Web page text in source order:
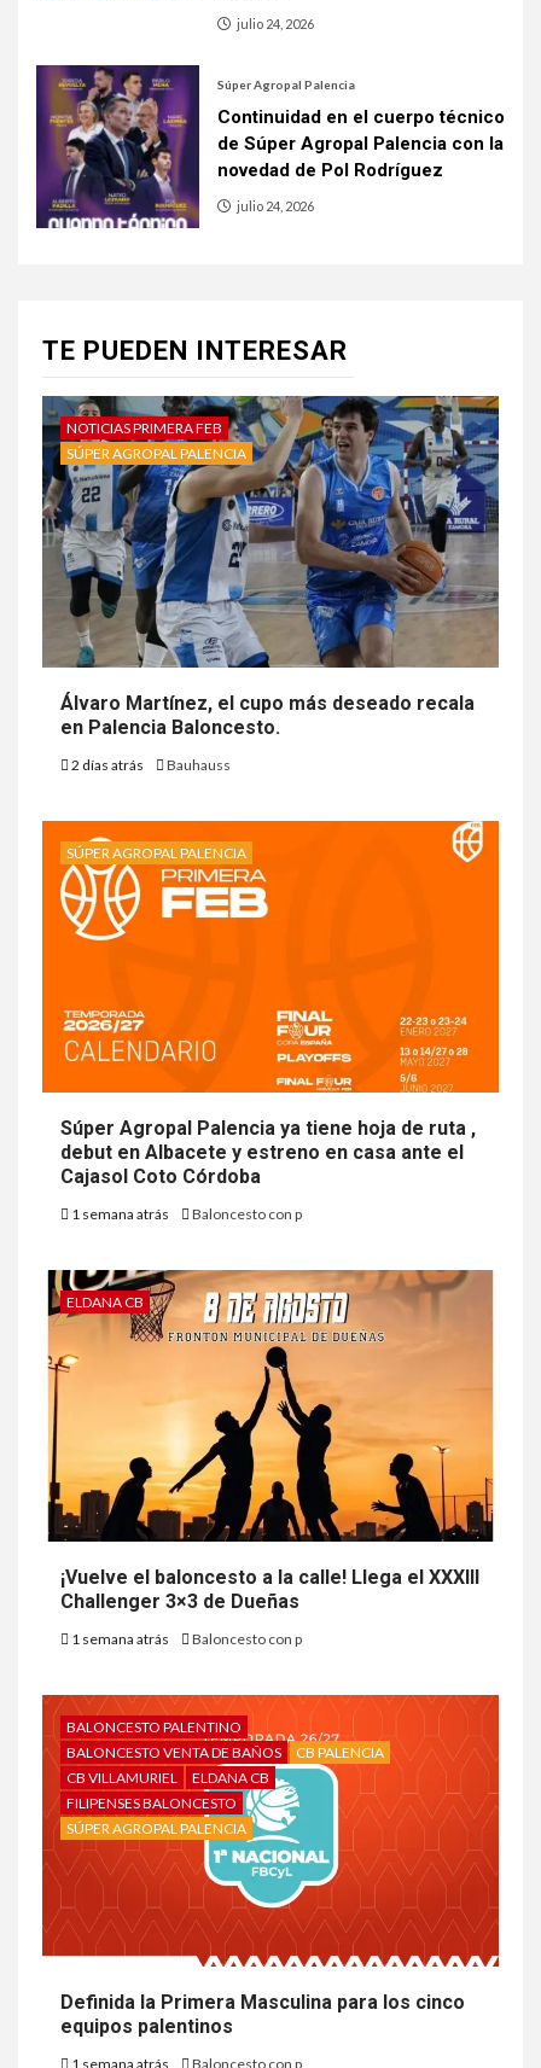
julio 24, 2026
Súper Agropal Palencia
Continuidad en el cuerpo técnico
de Súper Agropal Palencia con la
novedad de Pol Rodríguez
julio 24, 2026
TE PUEDEN INTERESAR
NOTICIAS PRIMERA FEB
SÚPER AGROPAL PALENCIA
Álvaro Martínez, el cupo más deseado recala
en Palencia Baloncesto.
2 días atrás Bauhauss
SÚPER AGROPAL PALENCIA
Súper Agropal Palencia ya tiene hoja de ruta ,
debut en Albacete y estreno en casa ante el
Cajasol Coto Córdoba
1 semana atrás Baloncesto con p
ELDANA CB
¡Vuelve el baloncesto a la calle! Llega el XXXIII
Challenger 3×3 de Dueñas
1 semana atrás Baloncesto con p
BALONCESTO PALENTINO
BALONCESTO VENTA DE BAÑOS
CB PALENCIA
CB VILLAMURIEL
ELDANA CB
FILIPENSES BALONCESTO
SÚPER AGROPAL PALENCIA
Definida la Primera Masculina para los cinco
equipos palentinos
1 semana atrás Baloncesto con p